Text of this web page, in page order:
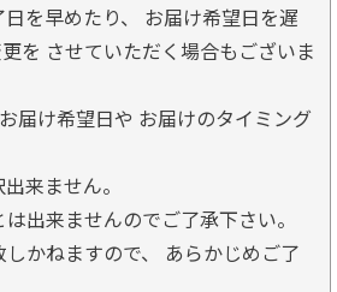
を早めたり、 お届け希望日を遅
を させていただく場合もございま
届け希望日や お届けのタイミング
来ません。
出来ませんのでご了承下さい。
かねますので、 あらかじめご了